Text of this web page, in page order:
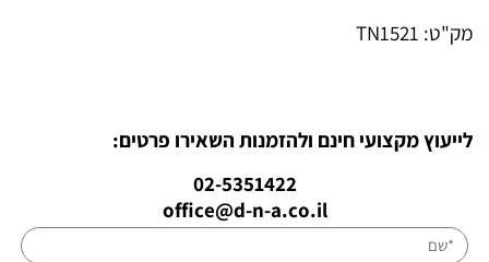
מק"ט: TN1521
לייעוץ מקצועי חינם ולהזמנות השאירו פרטים:
02-5351422
office@d-n-a.co.il